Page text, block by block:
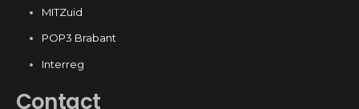
MITZuid
POP3 Brabant
Interreg
Contact